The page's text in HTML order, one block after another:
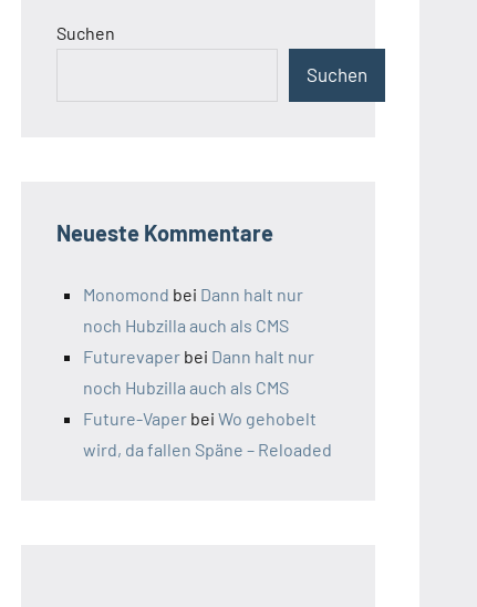
Suchen
Suchen
Neueste Kommentare
Monomond bei Dann halt nur
noch Hubzilla auch als CMS
Futurevaper bei Dann halt nur
noch Hubzilla auch als CMS
Future-Vaper bei Wo gehobelt
wird, da fallen Späne – Reloaded